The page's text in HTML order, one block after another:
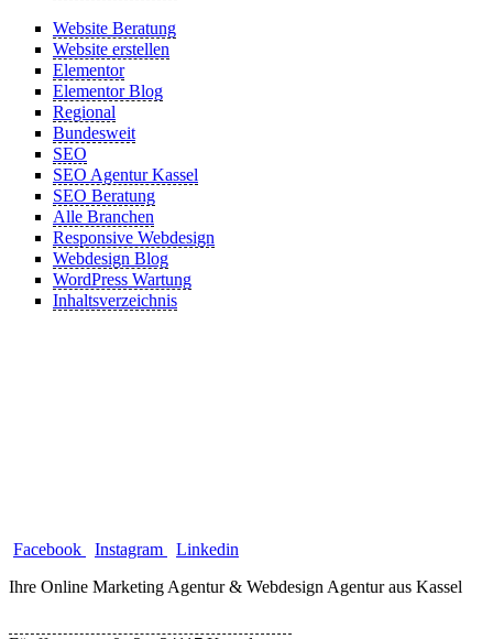
Website Beratung
Website erstellen
Elementor
Elementor Blog
Regional
Bundesweit
SEO
SEO Agentur Kassel
SEO Beratung
Alle Branchen
Responsive Webdesign
Webdesign Blog
WordPress Wartung
Inhaltsverzeichnis
Facebook Instagram
Linkedin
Ihre Online Marketing Agentur & Webdesign Agentur aus Kassel